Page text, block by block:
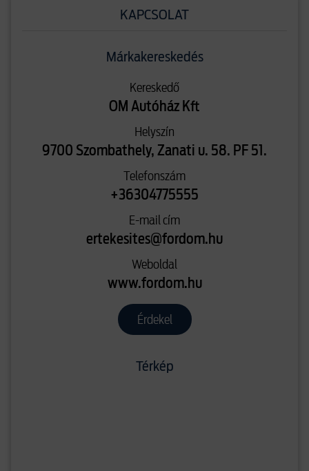
KAPCSOLAT
Márkakereskedés
Kereskedő
OM Autóház Kft
Helyszín
9700 Szombathely, Zanati u. 58. PF 51.
Telefonszám
+36304775555
E-mail cím
ertekesites@fordom.hu
Weboldal
www.fordom.hu
Érdekel
Térkép